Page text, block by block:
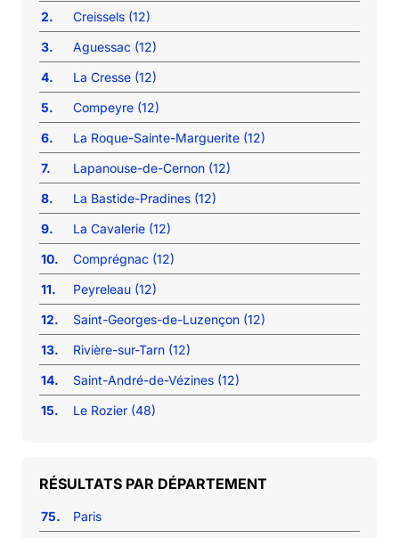
2.
Creissels (12)
3.
Aguessac (12)
4.
La Cresse (12)
5.
Compeyre (12)
6.
La Roque-Sainte-Marguerite (12)
7.
Lapanouse-de-Cernon (12)
8.
La Bastide-Pradines (12)
9.
La Cavalerie (12)
10.
Comprégnac (12)
11.
Peyreleau (12)
12.
Saint-Georges-de-Luzençon (12)
13.
Rivière-sur-Tarn (12)
14.
Saint-André-de-Vézines (12)
15.
Le Rozier (48)
RÉSULTATS PAR DÉPARTEMENT
75.
Paris